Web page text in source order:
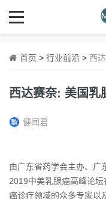
首页 > 行业前沿 > 西
西达赛奈: 美国乳
健闻君
由广东省药学会主办、广
2019中美乳腺癌高峰论
癌诊疗领域的众多专家以